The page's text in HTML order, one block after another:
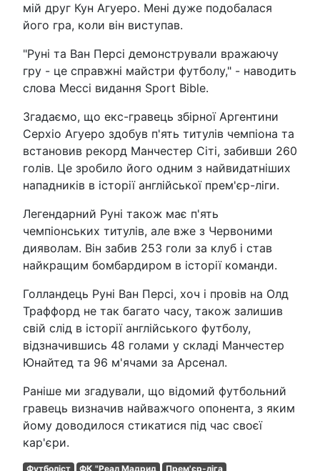
мій друг Кун Агуеро. Мені дуже подобалася
його гра, коли він виступав.
"Руні та Ван Персі демонстрували вражаючу
гру - це справжні майстри футболу," - наводить
слова Мессі видання Sport Bible.
Згадаємо, що екс-гравець збірної Аргентини
Серхіо Агуеро здобув п'ять титулів чемпіона та
встановив рекорд Манчестер Сіті, забивши 260
голів. Це зробило його одним з найвидатніших
нападників в історії англійської прем'єр-ліги.
Легендарний Руні також має п'ять
чемпіонських титулів, але вже з Червоними
дияволам. Він забив 253 голи за клуб і став
найкращим бомбардиром в історії команди.
Голландець Руні Ван Персі, хоч і провів на Олд
Траффорд не так багато часу, також залишив
свій слід в історії англійського футболу,
відзначившись 48 голами у складі Манчестер
Юнайтед та 96 м'ячами за Арсенал.
Раніше ми згадували, що відомий футбольний
гравець визначив найважчого опонента, з яким
йому доводилося стикатися під час своєї
кар'єри.
Футболіст ФК "Реал Мадрид
Прем'єр-ліга